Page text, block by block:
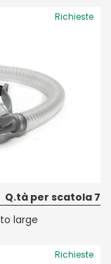
Richieste
Q.tà per scatola 7
large
Richieste